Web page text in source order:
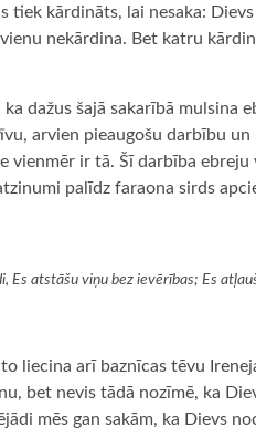
tiek kārdināts, lai nesaka:
nekārdina. Bet katru
dažus šajā sakarībā mulsina
arvien pieaugošu darbību
vienmēr ir tā. Šī darbība
palīdz faraona sirds
Es atstāšu viņu bez ievērības; Es
liecina arī baznīcas tēvu
bet nevis tādā nozīmē, ka
mēs gan sakām, ka Dievs